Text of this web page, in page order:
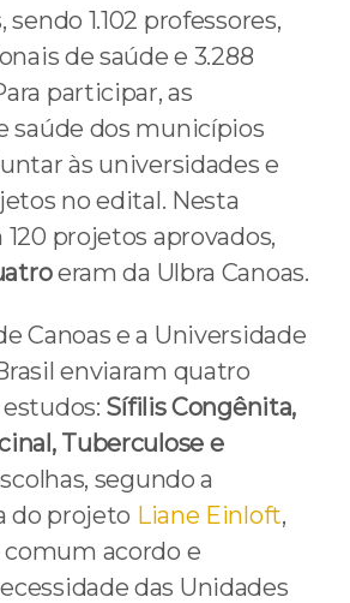
1.102 professores,
de saúde e 3.288
participar, as
saúde dos municípios
às universidades e
no edital. Nesta
projetos aprovados,
eram da Ulbra Canoas.
Canoas e a Universidade
enviaram quatro
Sífilis Congênita,
Tuberculose e
segundo a
do projeto Liane Einloft,
acordo e
das Unidades